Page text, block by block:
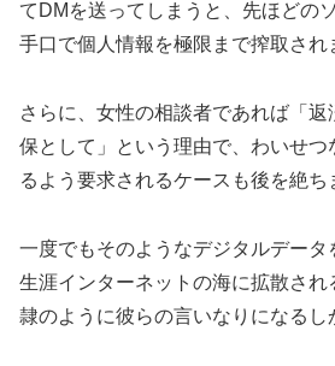
てDMを送ってしまうと、先ほどの
手口で個人情報を極限まで搾取され
さらに、女性の相談者であれば「返
保として」という理由で、わいせつ
るよう要求されるケースも後を絶ち
一度でもそのようなデジタルデータ
生涯インターネットの海に拡散され
隷のように彼らの言いなりになるし